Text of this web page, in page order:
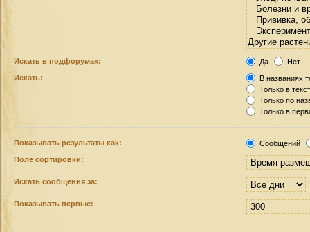
Искать в подфорумах: Да
Нет
Искать:
В названиях
Только в
Только по
Только в
Показывать результаты как:
Сообщений
Поле сортировки:
Искать сообщения за:
Показывать первые: